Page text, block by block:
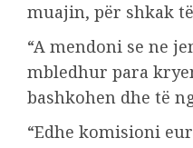
muajin, për shkak
“A mendoni se ne
mbledhur para
bashkohen dhe të
“Edhe komisioni